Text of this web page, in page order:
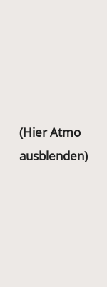
(Hier Atmo
ausblenden)